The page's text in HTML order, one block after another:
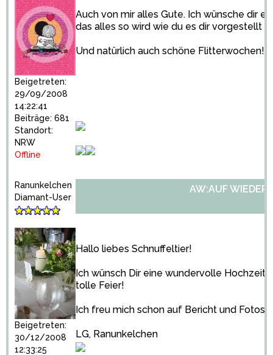
Beigetreten:
29/09/2008
14:22:41
Beiträge: 681
Standort:
NRW
Offline
Auch von mir alles Gute. Ich wünsche dir
das alles so wird wie du es dir vorgestellt
Und natürlich auch schöne Flitterwochen!
Ranunkelchen
Diamant-User
Beigetreten:
30/12/2008
12:33:25
AW:AUF
Hallo liebes Schnuffeltier!
Ich wünsch Dir eine wundervolle
tolle Feier!
Ich freu mich schon auf Bericht und Fotos!
LG, Ranunkelchen